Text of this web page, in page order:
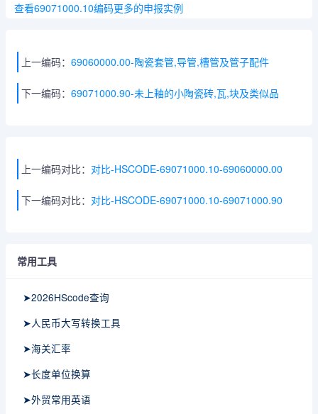
查看69071000.10编码更多的申报实例
上一编码： 69060000.00-陶瓷套管,导管,槽管及管子配件
下一编码： 69071000.90-未上釉的小陶瓷砖,瓦,块及类似品
上一编码对比： 对比-HSCODE-69071000.10-69060000.00
下一编码对比： 对比-HSCODE-69071000.10-69071000.90
常用工具
➤2026HScode查询
➤人民币大写转换工具
➤海关汇率
➤长度单位换算
➤外贸常用英语